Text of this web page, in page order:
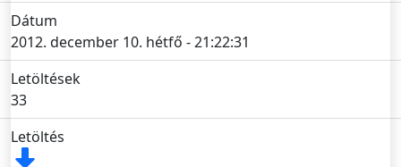
Dátum
2012. december 10. hétfő - 21:22:31
Letöltések
33
Letöltés